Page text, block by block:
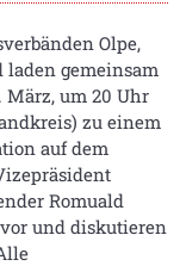
Olpe,
gemeinsam
März, um 20 Uhr
zu einem
auf dem
Romuald
und diskutieren